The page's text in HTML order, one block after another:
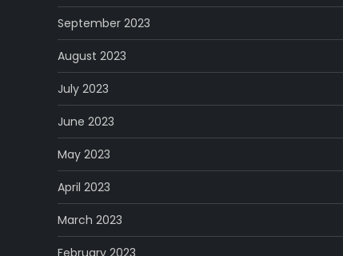
September 2023
August 2023
July 2023
June 2023
May 2023
April 2023
March 2023